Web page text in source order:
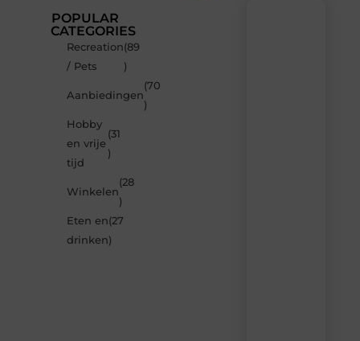
POPULAR
CATEGORIES
Recreation
/ Pets
(89
)
Aanbiedingen
(70
)
Hobby
en vrije
tijd
(31
)
Winkelen
(28
)
Eten en
drinken
(27
)